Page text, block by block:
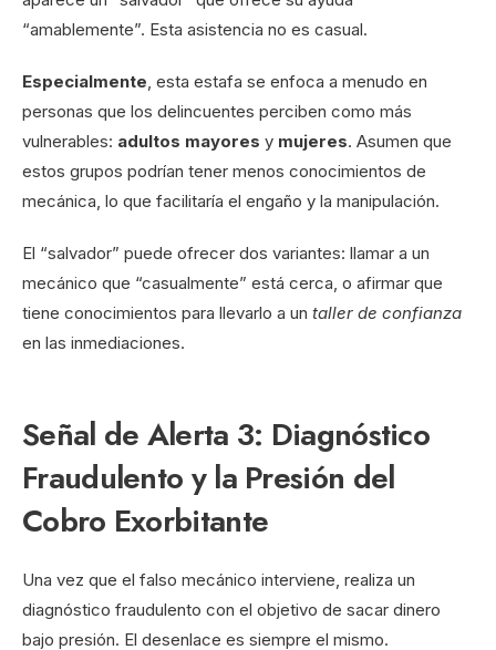
“amablemente”. Esta asistencia no es casual.
Especialmente, esta estafa se enfoca a menudo en
personas que los delincuentes perciben como más
vulnerables: adultos mayores y mujeres. Asumen que
estos grupos podrían tener menos conocimientos de
mecánica, lo que facilitaría el engaño y la manipulación.
El “salvador” puede ofrecer dos variantes: llamar a un
mecánico que “casualmente” está cerca, o afirmar que
tiene conocimientos para llevarlo a un taller de confianza
en las inmediaciones.
Señal de Alerta 3: Diagnóstico
Fraudulento y la Presión del
Cobro Exorbitante
Una vez que el falso mecánico interviene, realiza un
diagnóstico fraudulento con el objetivo de sacar dinero
bajo presión. El desenlace es siempre el mismo.